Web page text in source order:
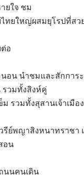
มีลมหายใจ ช
ทยใหญ่ผสมยุโรปที่สว
อ
นำชมและสักการะ
อน รวมทั้งสิงห์
รวมทั้งสุสานเจ้าเมือ
าสิงหนาทราชา เจ้
อน
คนเดิน